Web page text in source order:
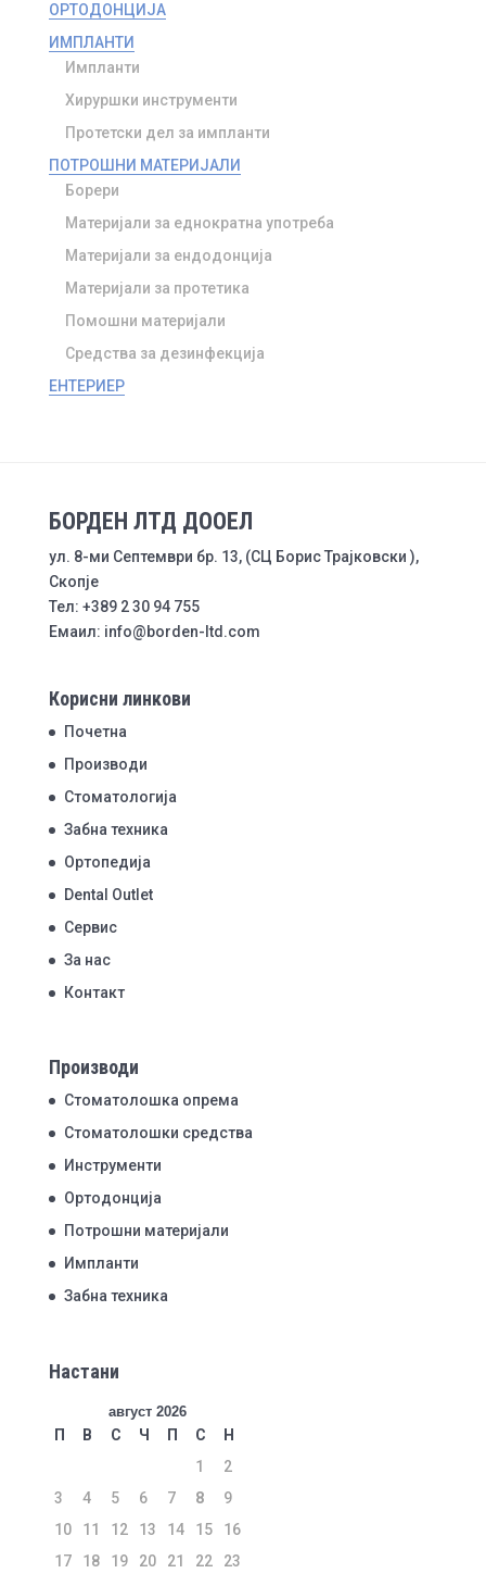
ОРТОДОНЦИЈА
ИМПЛАНТИ
Импланти
Хируршки инструменти
Протетски дел за импланти
ПОТРОШНИ МАТЕРИЈАЛИ
Борери
Материјали за еднократна употреба
Материјали за ендодонција
Материјали за протетика
Помошни материјали
Средства за дезинфекција
ЕНТЕРИЕР
БОРДЕН ЛТД ДООЕЛ
ул. 8-ми Септември бр. 13, (СЦ Борис Трајковски ),
Скопје
Тел: +389 2 30 94 755
Емаил: info@borden-ltd.com
Корисни линкови
Почетна
Производи
Стоматологија
Забна техника
Ортопедија
Dental Outlet
Сервис
За нас
Контакт
Производи
Стоматолошка опрема
Стоматолошки средства
Инструменти
Ортодонција
Потрошни материјали
Импланти
Забна техника
Настани
август 2026
П В С Ч П С
Н
1
2
3
4 5 6 7 8
9
10
11 12 13 14 15
16
17
18 19 20 21 22
23